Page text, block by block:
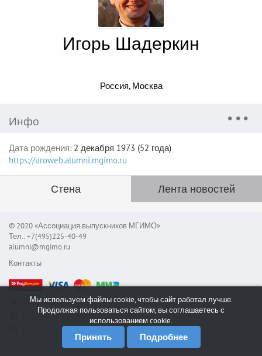
Игорь Шадеркин
Россия, Москва
Инфо
Дата рождения: 2 декабря 1973 (52 года)
https://uroweb.alumni.mgimo.ru
Стена Лента новостей
© 2020 «Ассоциация выпускников МГИМО»
Тел.: +7(495)225-40-49
alumni@mgimo.ru
Контакты
Сообщить об ошибке
Служба поддержки
Мы используем файлы cookie, чтобы сайт работал лучше.
Продолжая пользоваться сайтом, вы соглашаетесь с
использованием cookie.
Принять Подробнее